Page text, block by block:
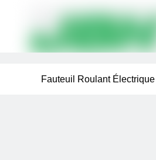
Fauteuil Roulant Électrique